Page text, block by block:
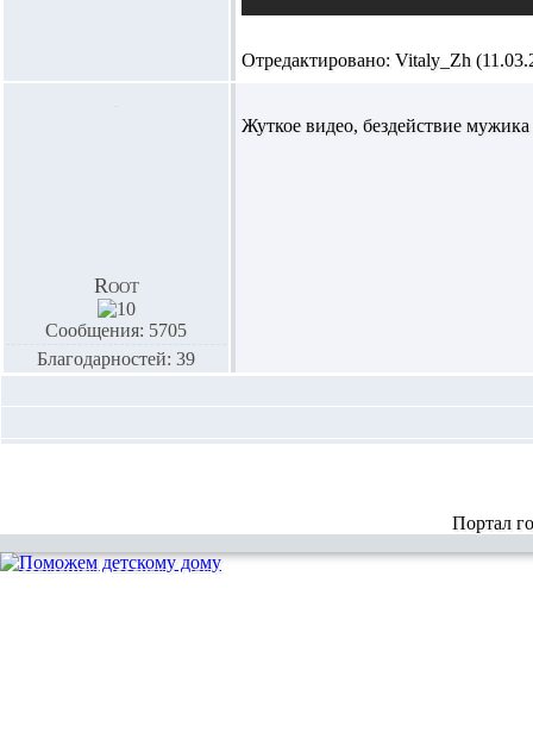
Отредактировано: Vitaly_Zh
Root
Сообщения: 5705
Благодарностей: 39
Жуткое видео, бездействие
Портал